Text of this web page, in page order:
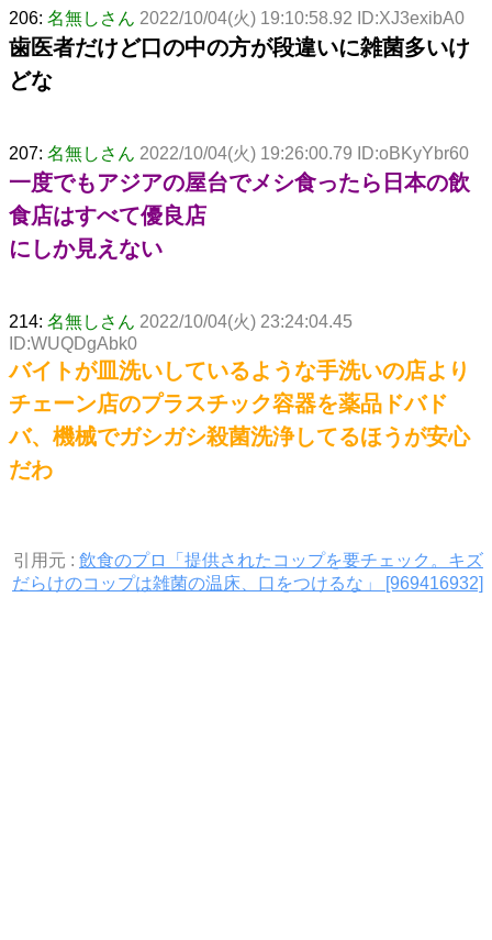
206: 名無しさん 2022/10/04(火) 19:10:58.92 ID:XJ3exibA0
歯医者だけど口の中の方が段違いに雑菌多いけ
どな
207: 名無しさん 2022/10/04(火) 19:26:00.79 ID:oBKyYbr60
一度でもアジアの屋台でメシ食ったら日本の飲
食店はすべて優良店
にしか見えない
214: 名無しさん 2022/10/04(火) 23:24:04.45
ID:WUQDgAbk0
バイトが皿洗いしているような手洗いの店より
チェーン店のプラスチック容器を薬品ドバド
バ、機械でガシガシ殺菌洗浄してるほうが安心
だわ
引用元 : 飲食のプロ「提供されたコップを要チェック。キズ
だらけのコップは雑菌の温床、口をつけるな」 [969416932]